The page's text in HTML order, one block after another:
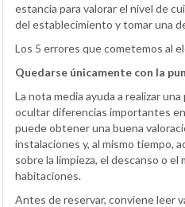
estancia para valorar el nivel de
del establecimiento y tomar una
Los 5 errores que cometemos al
Quedarse únicamente con la
La nota media ayuda a realizar
ocultar diferencias importantes
puede obtener una buena
instalaciones y, al mismo tiempo,
sobre la limpieza, el descanso o
habitaciones.
Antes de reservar, conviene leer